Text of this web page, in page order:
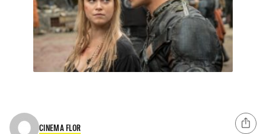
CINEMA FLOR